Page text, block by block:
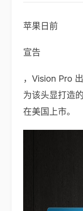
苹果日前
宣告
，Vision Pro
为该头显打造
在美国上市。